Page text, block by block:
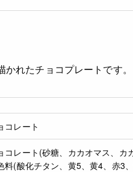
れたチョコプレートです。
コレート
コレート(砂糖、カカオマス、カ
料(酸化チタン、黄5、黄4、赤3